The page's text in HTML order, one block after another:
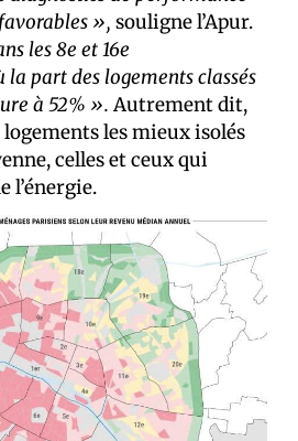
», souligne l’Apur.
les 8e et 16e
part des logements classés
à 52% ».Autrement dit,
logements les mieux isolés
celles et ceux qui
l’énergie.